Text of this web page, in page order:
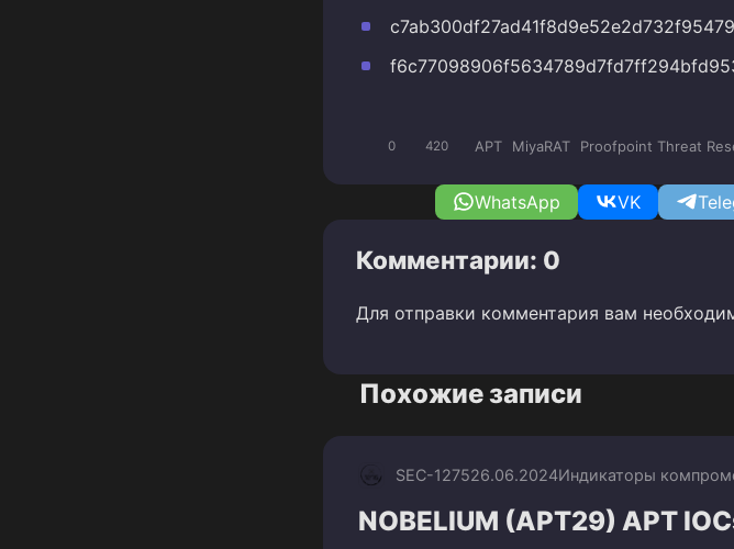
0 420 APT MiyaRAT Proofpoint Threat
WhatsApp VK
Комментарии: 0
Для отправки комментария вам
Похожие записи
SEC-127526.06.2024Индикаторы
NOBELIUM (APT29) APT